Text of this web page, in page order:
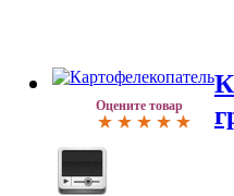
Оцените товар